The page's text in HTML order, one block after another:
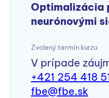
Optimalizácia
neurónovými
Zvolený termín kurzu
V prípade
+421 254 418
fbe@fbe.sk